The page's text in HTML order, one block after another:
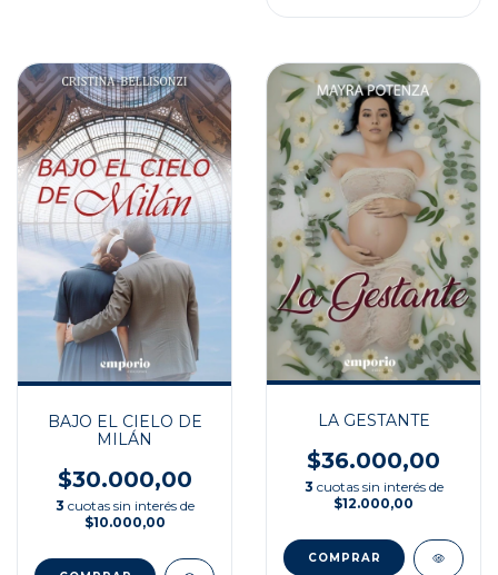
BAJO EL CIELO DE
MILÁN
$30.000,00
3 cuotas sin interés de
$10.000,00
LA GESTANTE
$36.000,00
3 cuotas sin interés de
$12.000,00